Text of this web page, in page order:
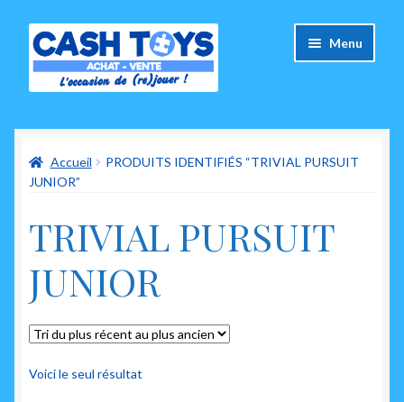
Aller
à
Aller
au
contenu
Menu
Carte Cadeau
Mon compte
Accueil
PRODUITS IDENTIFIÉS “TRIVIAL PURSUIT
JUNIOR”
TRIVIAL PURSUIT
JUNIOR
Voici le seul résultat